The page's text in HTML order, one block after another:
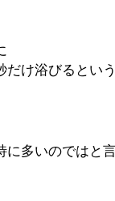
だけ浴びるとい
に多いのではと